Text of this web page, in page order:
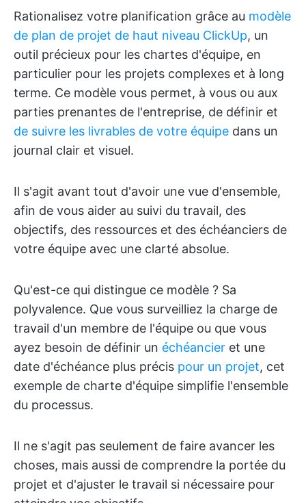
Rationalisez votre planification grâce au modèle
de plan de projet de haut niveau ClickUp, un
outil précieux pour les chartes d'équipe, en
particulier pour les projets complexes et à long
terme. Ce modèle vous permet, à vous ou aux
parties prenantes de l'entreprise, de définir et
de suivre les livrables de votre équipe dans un
journal clair et visuel.
Il s'agit avant tout d'avoir une vue d'ensemble,
afin de vous aider au suivi du travail, des
objectifs, des ressources et des échéanciers de
votre équipe avec une clarté absolue.
Qu'est-ce qui distingue ce modèle ? Sa
polyvalence. Que vous surveilliez la charge de
travail d'un membre de l'équipe ou que vous
ayez besoin de définir un échéancier et une
date d'échéance plus précis pour un projet, cet
exemple de charte d'équipe simplifie l'ensemble
du processus.
Il ne s'agit pas seulement de faire avancer les
choses, mais aussi de comprendre la portée du
projet et d'ajuster le travail si nécessaire pour